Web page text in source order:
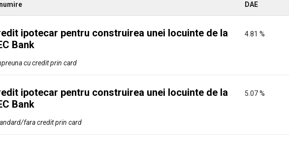
DAE
ipotecar pentru construirea unei locuinte de la
Bank
cu credit prin card
4.81 %
ipotecar pentru construirea unei locuinte de la
Bank
fara credit prin card
5.07 %